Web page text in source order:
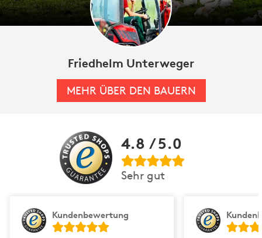
wenn eine Gruppe komplett verkauft wurde. So
beugen wir einer Verschwendung des wertvollen
Geflügels vor. Danach wird das Geflügel von
das genaue Gewicht kann also etwas vom
Zielgewicht abweichen.
Friedhelm Unterweger
MEHR ÜBER DEN BAUERN
4.8 / 5.0
Sehr gut
Kundenbewertung